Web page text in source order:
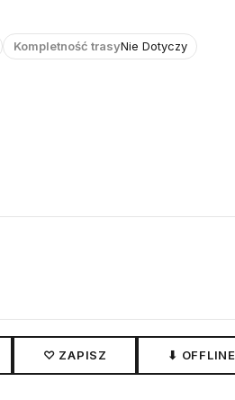
Kompletność trasyNie Dotyczy
♡ ZAPISZ ⬇ OFFLINE